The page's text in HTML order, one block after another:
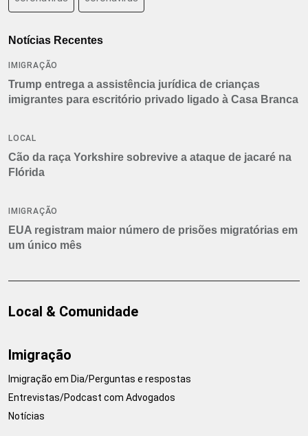
Notícias Recentes
IMIGRAÇÃO
Trump entrega a assistência jurídica de crianças
imigrantes para escritório privado ligado à Casa Branca
LOCAL
Cão da raça Yorkshire sobrevive a ataque de jacaré na
Flórida
IMIGRAÇÃO
EUA registram maior número de prisões migratórias em
um único mês
Local & Comunidade
Imigração
Imigração em Dia/Perguntas e respostas
Entrevistas/Podcast com Advogados
Notícias